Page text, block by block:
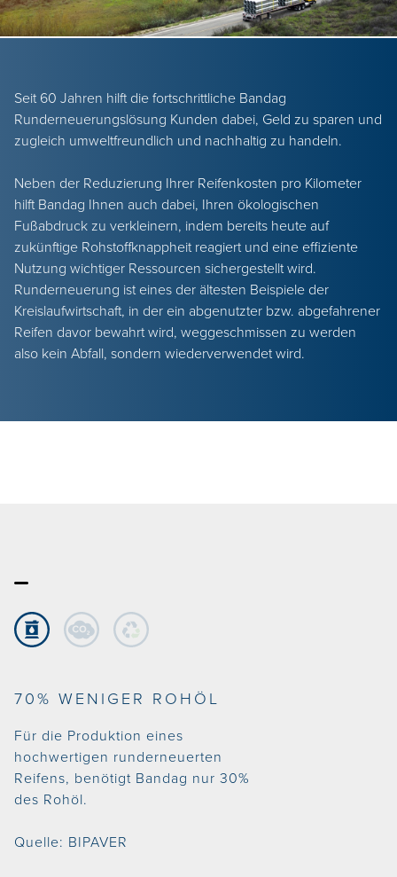
Seit 60 Jahren hilft die fortschrittliche Bandag
Runderneuerungslösung Kunden dabei, Geld zu sparen und
zugleich umweltfreundlich und nachhaltig zu handeln.
Neben der Reduzierung Ihrer Reifenkosten pro Kilometer
hilft Bandag Ihnen auch dabei, Ihren ökologischen
Fußabdruck zu verkleinern, indem bereits heute auf
zukünftige Rohstoffknappheit reagiert und eine effiziente
Nutzung wichtiger Ressourcen sichergestellt wird.
Runderneuerung ist eines der ältesten Beispiele der
Kreislaufwirtschaft, in der ein abgenutzter bzw. abgefahrener
Reifen davor bewahrt wird, weggeschmissen zu werden
also kein Abfall, sondern wiederverwendet wird.
70% WENIGER ROHÖL
Für die Produktion eines
hochwertigen runderneuerten
Reifens, benötigt Bandag nur 30%
des Rohöl.
Quelle: BIPAVER